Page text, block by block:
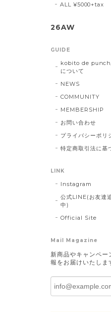
ALL ¥5000+tax
26AW
GUIDE
kobito de punch/
について
NEWS
COMMUNITY
MEMBERSHIP
お問い合わせ
プライバシーポリ
特定商取引法に基
LINK
Instagram
公式LINE(お友達
中)
Official Site
Mail Magazine
新商品やキャンペー
報をお届けいたしま